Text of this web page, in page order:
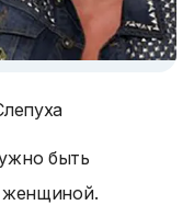
быть
женщиной.